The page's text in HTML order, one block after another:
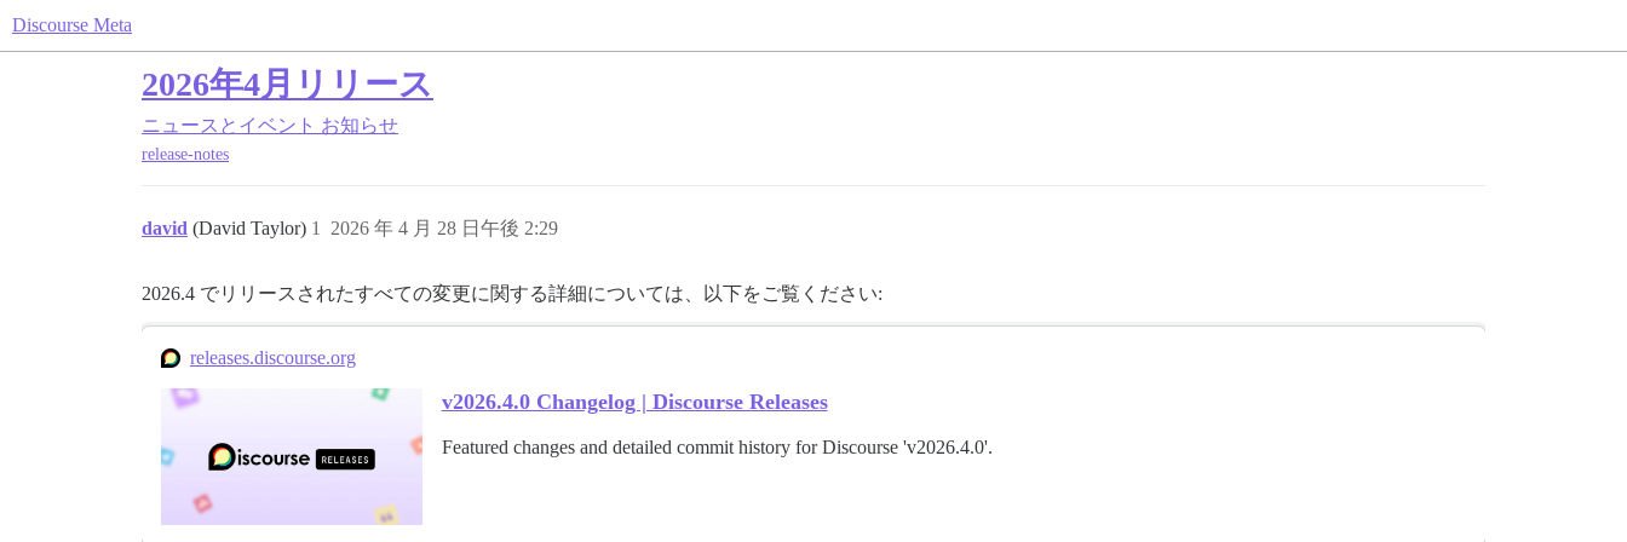
Discourse Meta
2026年4月リリース
ニュースとイベント お知らせ
release-notes
david (David Taylor) 2026 年 4 月 28 日午後 2:29
1
2026.4 でリリースされたすべての変更に関する詳細については、以下をご覧ください:
releases.discourse.org
v2026.4.0 Changelog | Discourse Releases
Featured changes and detailed commit history for Discourse 'v2026.4.0'.